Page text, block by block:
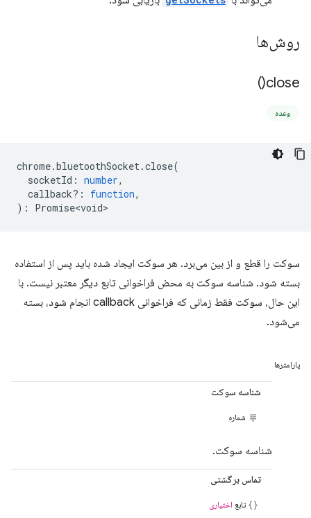
روش‌ها
close(
)
وعده
chrome.bluetoothSocket.close(
socketId : number,
callback? : function,
) : Promise<void>
سوکت را قطع و از بین می‌برد. هر سوکت ایجاد شده باید پس از استفاده
بسته شود. شناسه سوکت به محض فراخوانی تابع دیگر معتبر نیست. با
این حال، سوکت فقط زمانی که فراخوانی callback انجام شود، بسته
می‌شود.
پارامترها
شناسه سوکت
شماره
شناسه سوکت.
تماس برگشتی
تابع اختیاری